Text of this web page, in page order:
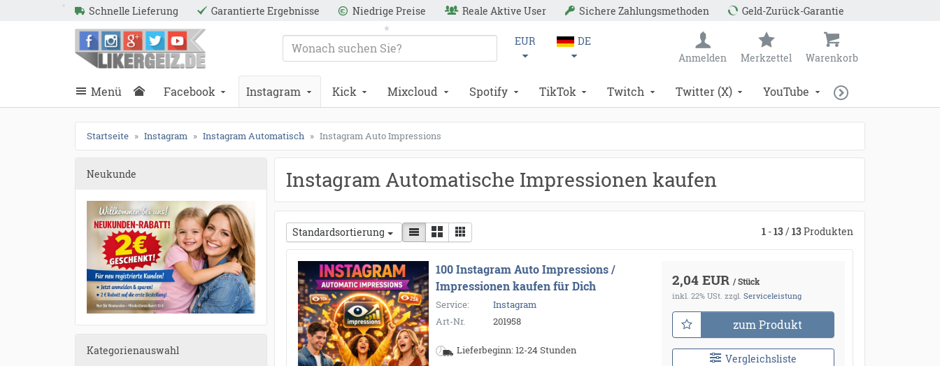
Schnelle Lieferung Garantierte Ergebnisse Niedrige Preise Reale Aktive User Sichere Zahlungsmethoden
Geld-Zurück-Garantie
schließen
Suche
EUR
DE
Anmelden
Merkzettel Warenkorb
Menü Facebook Instagram Kick Mixcloud Spotify TikTok Twitch Twitter (X) YouTube
Startseite Instagram Instagram Automatisch Instagram Auto Impressions
Instagram Automatische Impressionen kaufen
1-13/ 13Produkten
Standardsortierung
100 Instagram Auto Impressions /
Impressionen kaufen für Dich
Service:
Instagram
Art-Nr.
201958
Lieferbeginn: 12-24 Stunden
2,04 EUR / Stück
inkl. 22% USt. zzgl. Serviceleistung
zum Produkt
Vergleichsliste
Neukunde
Kategorienauswahl
*
*